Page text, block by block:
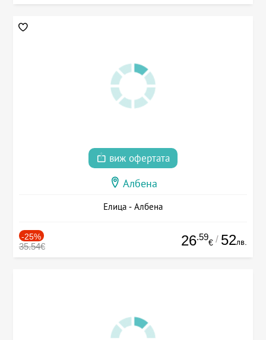
виж офертата
Албена
Елица - Албена
-25%
35.54€ 26.59
€ / 52лв.